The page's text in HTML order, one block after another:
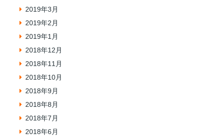
2019年3月
2019年2月
2019年1月
2018年12月
2018年11月
2018年10月
2018年9月
2018年8月
2018年7月
2018年6月